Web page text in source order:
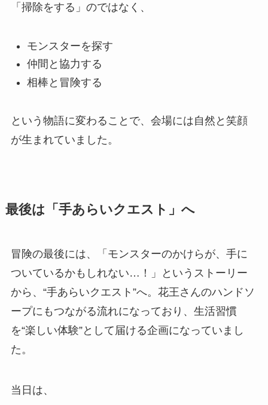
「掃除をする」のではなく、
モンスターを探す
仲間と協力する
相棒と冒険する
という物語に変わることで、会場には自然と笑顔
が生まれていました。
最後は「手あらいクエスト」へ
冒険の最後には、「モンスターのかけらが、手に
ついているかもしれない…！」というストーリー
から、“手あらいクエスト”へ。花王さんのハンドソ
ープにもつながる流れになっており、生活習慣
を“楽しい体験”として届ける企画になっていまし
た。
当日は、